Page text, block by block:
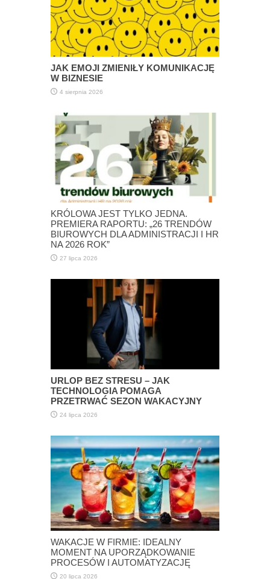
JAK EMOJI ZMIENIŁY KOMUNIKACJĘ
W BIZNESIE
4 sierpnia 2026
KRÓLOWA JEST TYLKO JEDNA.
PREMIERA RAPORTU: „26 TRENDÓW
BIUROWYCH DLA ADMINISTRACJI I HR
NA 2026 ROK”
27 lipca 2026
URLOP BEZ STRESU – JAK
TECHNOLOGIA POMAGA
PRZETRWAĆ SEZON WAKACYJNY
24 lipca 2026
WAKACJE W FIRMIE: IDEALNY
MOMENT NA UPORZĄDKOWANIE
PROCESÓW I AUTOMATYZACJĘ
20 lipca 2026